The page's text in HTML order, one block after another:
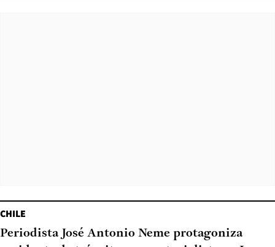
CHILE
Periodista José Antonio Neme protagoniza